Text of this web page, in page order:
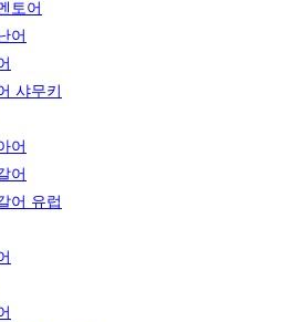
토어
어
샤무키
어
어
어 유럽